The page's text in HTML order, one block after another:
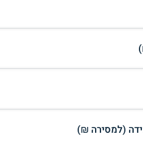
(למסירה ₪)